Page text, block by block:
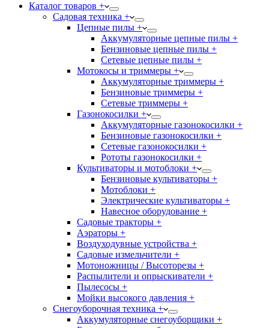
Каталог товаров +
Садовая техника +
Цепные пилы +
Аккумуляторные цепные пилы +
Бензиновые цепные пилы +
Сетевые цепные пилы +
Мотокосы и триммеры +
Аккумуляторные триммеры +
Бензиновые триммеры +
Сетевые триммеры +
Газонокосилки +
Аккумуляторные газонокосилки +
Бензиновые газонокосилки +
Сетевые газонокосилки +
Рототы газонокосилки +
Культиваторы и мотоблоки +
Бензиновые культиваторы +
Мотоблоки +
Электрические культиваторы +
Навесное оборудование +
Садовые тракторы +
Аэраторы +
Воздуходувные устройства +
Садовые измельчители +
Мотоножницы / Высоторезы +
Распылители и опрыскиватели +
Пылесосы +
Мойки высокого давления +
Снегоуборочная техника +
Аккумуляторные снегоуборщики +